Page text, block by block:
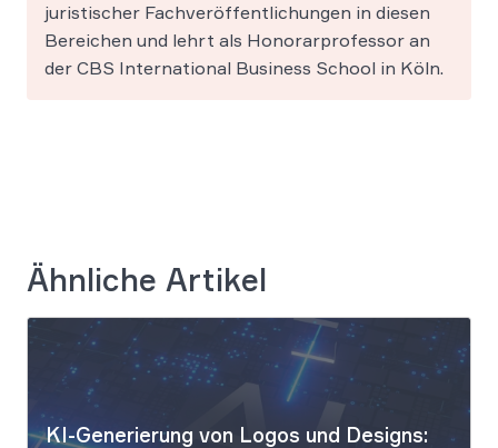
juristischer Fachveröffentlichungen in diesen
Bereichen und lehrt als Honorarprofessor an
der CBS International Business School in Köln.
Ähnliche Artikel
KI-Generierung von Logos und Designs: